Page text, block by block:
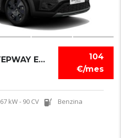
104
€/mes
DACIA SANDERO STEPWAY EXPRESSION
67 kW - 90 CV Benzina